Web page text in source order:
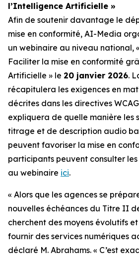
l’Intelligence Artificielle »
Afin de soutenir davantage le
mise en conformité, AI-Media
un webinaire au niveau national,
Faciliter la mise en conformité
Artificielle » le 20 janvier 2026.
récapitulera les exigences en
décrites dans les directives
expliquera de quelle manière les
titrage et de description audio
peuvent favoriser la mise en
participants peuvent consulter les
au webinaire ici.
« Alors que les agences se
nouvelles échéances du Titre II
cherchent des moyens évolutifs
fournir des services numériques
déclaré M. Abrahams. « C’est